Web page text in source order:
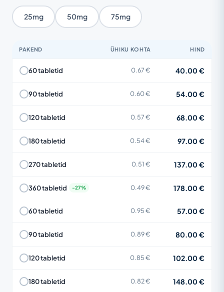
25mg 50mg 75mg
PAKEND ÜHIKU KOHTA HIND
60 tabletid 0.67 € 40.00 €
90 tabletid 0.60 € 54.00 €
120 tabletid 0.57 € 68.00 €
180 tabletid 0.54 € 97.00 €
270 tabletid 0.51 € 137.00 €
360 tabletid 0.49 € 178.00 €
60 tabletid 0.95 € 57.00 €
90 tabletid 0.89 € 80.00 €
120 tabletid 0.85 € 102.00 €
180 tabletid 0.82 € 148.00 €